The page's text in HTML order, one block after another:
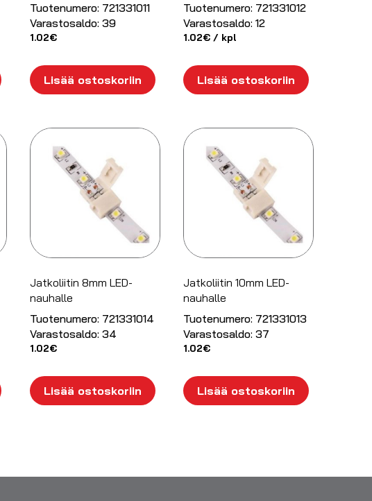
Tuotenumero: 721331011
Varastosaldo: 39
1.02€
Lisää ostoskoriin
Tuotenumero: 721331012
Varastosaldo: 12
1.02€/ kpl
Lisää ostoskoriin
Jatkoliitin 8mm LED-
nauhalle
Tuotenumero: 721331014
Varastosaldo: 34
1.02€
Lisää ostoskoriin
Jatkoliitin 10mm LED-
nauhalle
Tuotenumero: 721331013
Varastosaldo: 37
1.02€
Lisää ostoskoriin